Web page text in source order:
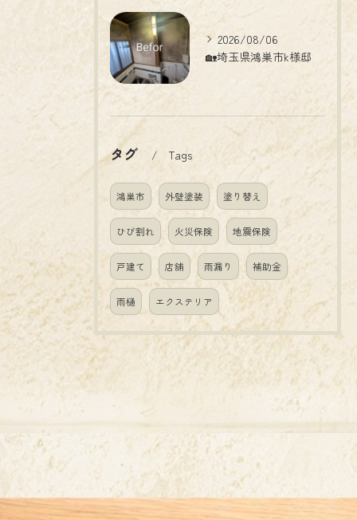
2026/08/06
🏡埼玉県鴻巣市k様邸
タグ Tags
鴻巣市 外壁塗装 塗り替え
ひび割れ 火災保険 地震保険
戸建て 店舗 雨漏り 補助金
雨樋 エクステリア